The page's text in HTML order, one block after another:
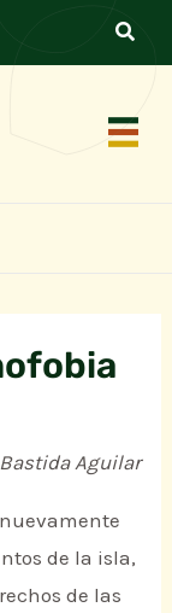
Aguilar
de la isla,
de las